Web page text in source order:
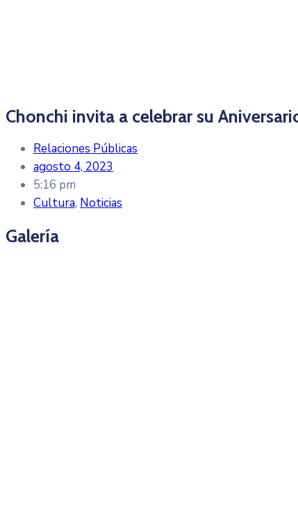
Chonchi invita a celebrar su
Relaciones Públicas
agosto 4, 2023
5:16 pm
Cultura, Noticias
Galería